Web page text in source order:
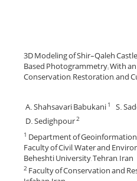
‎3D Modeling of Shir-Qaleh
Based ‎Photogrammetry; With
Conservation, ‎Restoration, and
A. Shahsavari Babukani1 S.
D. Sedighpour2
1 Department of
Faculty of Civil, Water and
Beheshti University, Tehran, Iran
2Faculty of Conservation and